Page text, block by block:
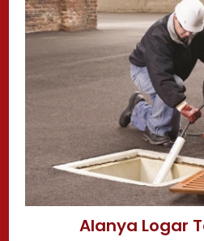
Alanya Logar